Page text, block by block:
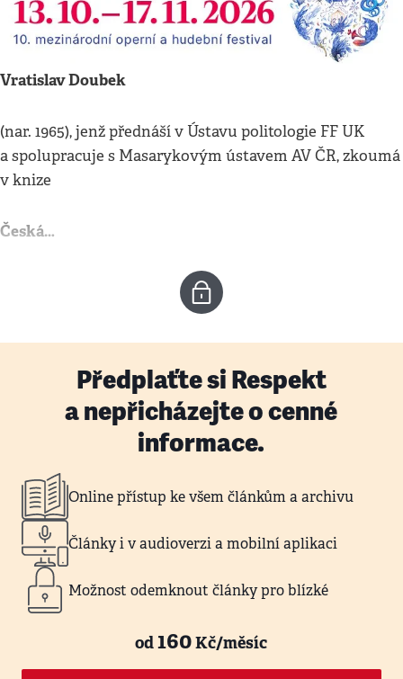
Vratislav Doubek
(nar. 1965), jenž přednáší v Ústavu politologie FF UK
a spolupracuje s Masarykovým ústavem AV ČR, zkoumá
v knize
Česká…
Předplaťte si Respekt
a nepřicházejte o cenné
informace.
Online přístup ke všem článkům a archivu
Články i v audioverzi a mobilní aplikaci
Možnost odemknout články pro blízké
od160Kč/měsíc